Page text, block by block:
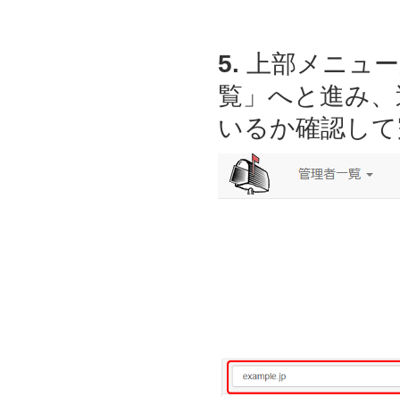
5. 上部メニュ
覧」へと進み
いるか確認し